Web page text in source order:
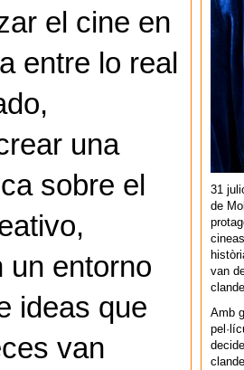
el cine en
entre lo real
una
sobre el
un entorno
ideas que
van
31
de
van
Amb